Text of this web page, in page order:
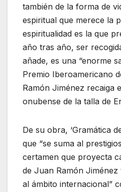
también de la forma de
espiritual que merece la
espiritualidad es la que
año tras año, ser
añade, es una “enorme
Premio Iberoamericano
Ramón Jiménez recaiga
onubense de la talla de
De su obra, ‘Gramática
que “se suma al
certamen que proyecta
de Juan Ramón
al ámbito internacional”